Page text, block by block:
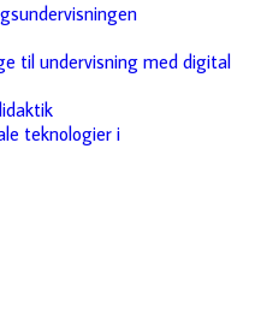
til undervisning med digital
teknologier i